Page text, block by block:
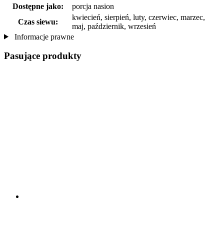
Dostępne jako:
porcja nasion
Czas siewu:
kwiecień, sierpień, luty, czerwiec, marzec,
maj, październik, wrzesień
Informacje prawne
Pasujące produkty